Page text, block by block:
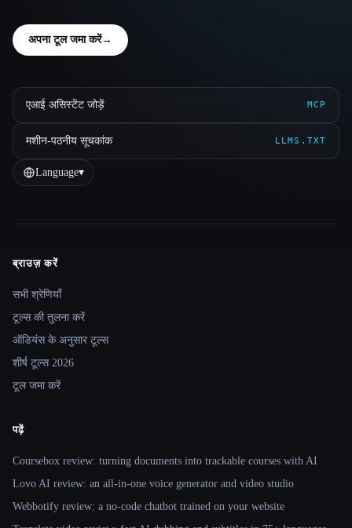
अपना टूल जमा करें→
एआई असिस्टेंट जोड़ें MCP
मशीन-पठनीय सूचकांक LLMS.TXT
Language▾
Site navigation
ब्राउज़ करें
सभी श्रेणियाँ
टूल्स की तुलना करें
ऑडियंस के अनुसार टूल्स
शीर्ष टूल्स 2026
टूल जमा करें
पढ़ें
Coursebox review: turning documents into trackable courses with AI
Lovo AI review: an all-in-one voice generator and video studio
Webbotify review: a no-code chatbot trained on your website